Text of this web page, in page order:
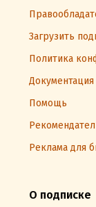
Загрузить
Политика
Документация
Помощь
Реклама для
О подписке